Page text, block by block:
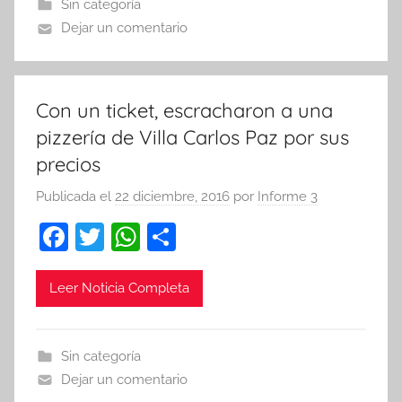
o
o
k
p
p
tir
Sin categoría
Dejar un comentario
Con un ticket, escracharon a una
pizzería de Villa Carlos Paz por sus
precios
Publicada el 22 diciembre, 2016 por Informe 3
F
a
c
b
o
T
w
itt
W
h
at
A
p
o
m
tir
Leer Noticia Completa
Sin categoría
Dejar un comentario